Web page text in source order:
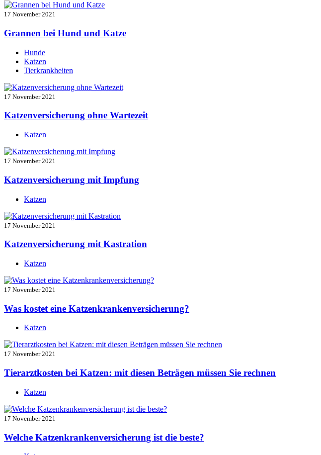
17 November 2021
Grannen bei Hund und Katze
Hunde
Katzen
Tierkrankheiten
17 November 2021
Katzenversicherung ohne Wartezeit
Katzen
17 November 2021
Katzenversicherung mit Impfung
Katzen
17 November 2021
Katzenversicherung mit Kastration
Katzen
17 November 2021
Was kostet eine Katzenkrankenversicherung?
Katzen
17 November 2021
Tierarztkosten bei Katzen: mit diesen Beträgen müssen Sie rechnen
Katzen
17 November 2021
Welche Katzenkrankenversicherung ist die beste?